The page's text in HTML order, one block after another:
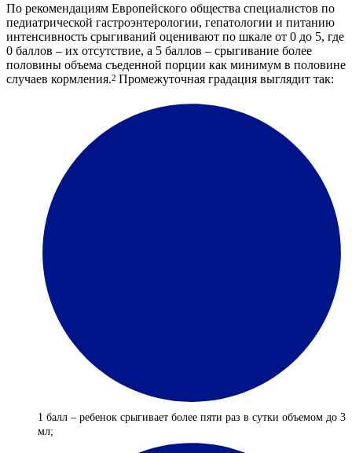
По рекомендациям Европейского общества специалистов по
педиатрической гастроэнтерологии, гепатологии и питанию
интенсивность срыгиваний оценивают по шкале от 0 до 5, где
0 баллов – их отсутствие, а 5 баллов – срыгивание более
половины объема съеденной порции как минимум в половине
случаев кормления.2 Промежуточная градация выглядит так:
1 балл – ребенок срыгивает более пяти раз в сутки объемом до 3
мл;